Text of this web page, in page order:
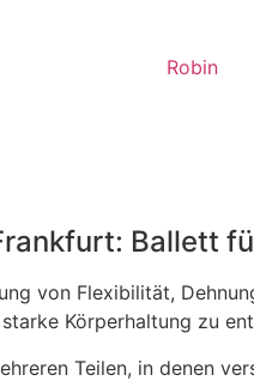
Robin
Ballett
von Flexibilität,
Körperhaltung zu
Teilen, in denen